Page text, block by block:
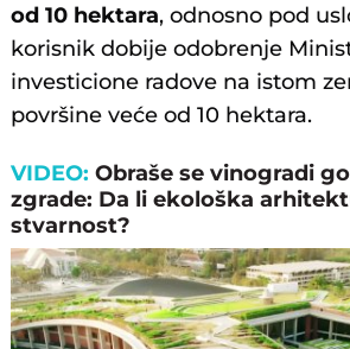
od 10 hektara, odnosno pod
korisnik dobije odobrenje
investicione radove na istom
površine veće od 10 hektara.
VIDEO:Obraše se vinogradi
zgrade: Da li ekološka
stvarnost?